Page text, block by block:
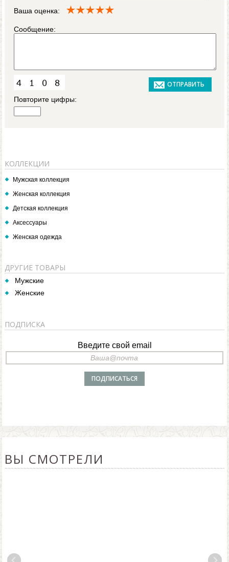
Ваша оценка:
Сообщение:
Повторите цифры:
КОЛЛЕКЦИИ
Мужская коллекция
Женская коллекция
Детская коллекция
Аксессуары
Женская одежда
ДРУГИЕ ТОВАРЫ
Мужские
Женские
ПОДПИСКА
Введите свой email
ВЫ СМОТРЕЛИ